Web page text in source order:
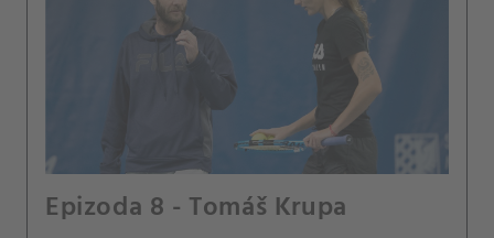
Epizoda 8 - Tomáš Krupa